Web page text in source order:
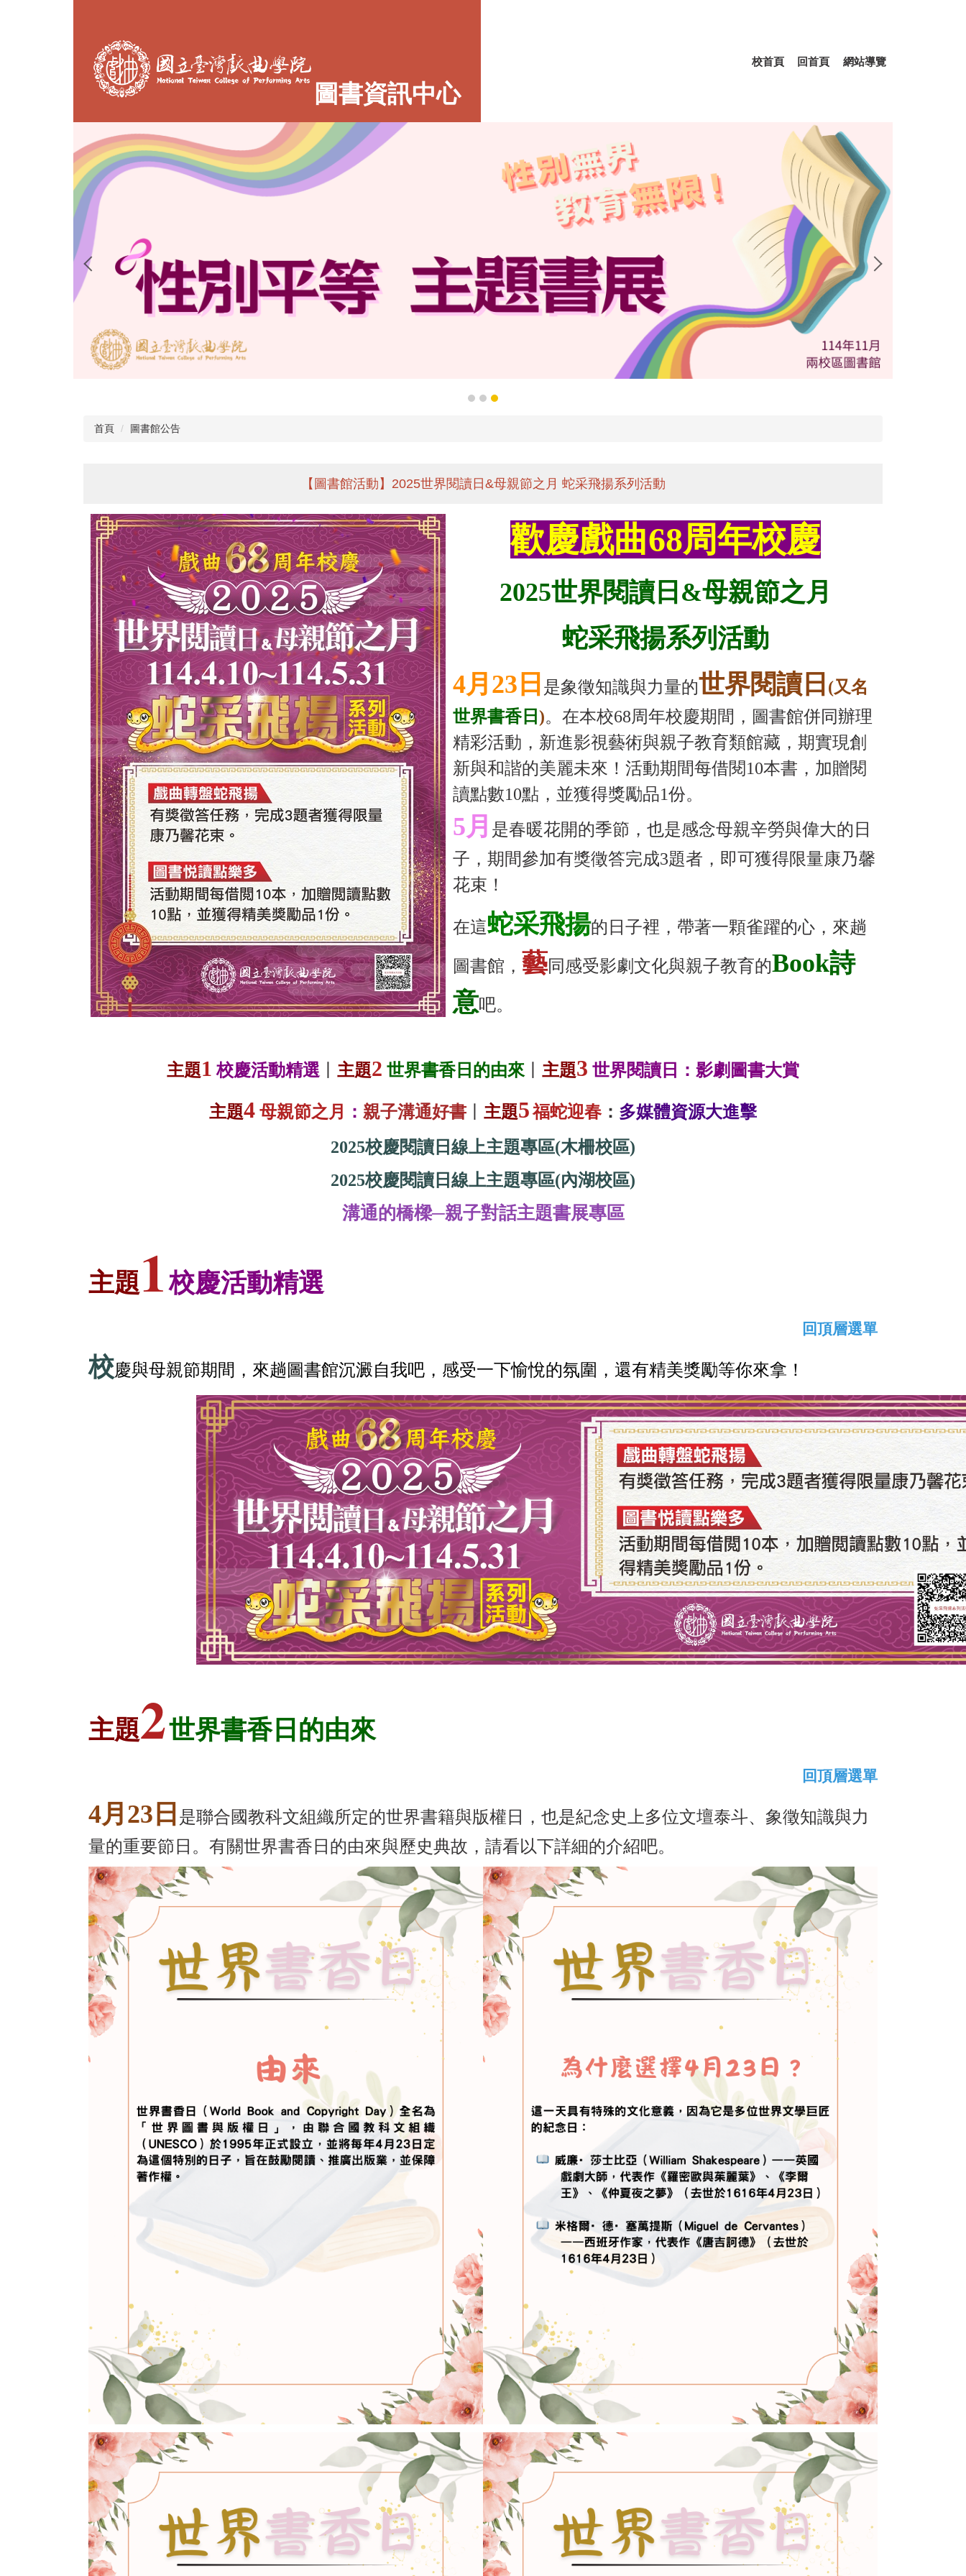
圖書資訊中心
校首頁 回首頁 網站導覽
首頁 圖書館公告
【圖書館活動】2025世界閱讀日&母親節之月 蛇采飛揚系列活動
歡慶戲曲68周年校慶
2025世界閱讀日&母親節之月
蛇采飛揚系列活動
4月23日 是象徵知識與力量的世界閱讀日 (又名
世界書香日 )。在本校68周年校慶期間，圖書館併同辦理
精彩活動，新進影視藝術與親子教育類館藏，期實現創
新與和諧的美麗未來！活動期間每借閱10本書，加贈閱
讀點數10點，並獲得獎勵品1份。
5月 是春暖花開的季節，也是感念母親辛勞與偉大的日
子，期間參加有獎徵答完成3題者，即可獲得限量康乃馨
花束！
在這蛇采飛揚的日子裡，帶著一顆雀躍的心，來趟
圖書館， 藝同感受影劇文化與親子教育的Book詩
意吧。
主題1 校慶活動精選 主題2 世界書香日的由來 主題3 世界閱讀日：影劇圖書大賞
主題4 母親節之月 ： 親子溝通好書 主題5福蛇迎春： 多媒體資源大進擊
2025校慶閱讀日線上主題專區(木柵校區)
2025校慶閱讀日 線上主題專區(內湖校區)
溝通的橋樑─親子對話主題書展專區
主題1 校慶活動精選
回頂層選單
校慶與母親節期間，來趟圖書館沉澱自我吧，感受一下愉悅的氛圍，還有精美獎勵等你來拿！
主題2世界書香日的由來
回頂層選單
4月23日 是聯合國教科文組織所定的世界書籍與版權日，也是紀念史上多位文壇泰斗、象徵知識與力
量的重要節日。有關世界書香日的由來與歷史典故，請看以下詳細的介紹吧。